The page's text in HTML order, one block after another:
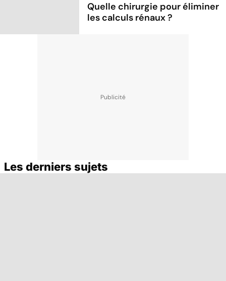
Quelle chirurgie pour éliminer
les calculs rénaux ?
Les derniers sujets